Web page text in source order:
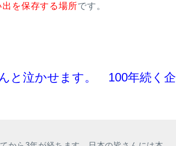
を保存する場所です。
と泣かせます。 100年続く企